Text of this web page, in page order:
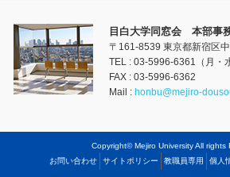
目白大学同窓会 本部事
〒161-8539 東京都新宿区
TEL : 03-5996-6361（月・
FAX : 03-5996-6362
Mail : honbu@mejiro-
Copyright© Mejiro University All rights
お問い合わせ
サイトポリシー 教職員専用 個人